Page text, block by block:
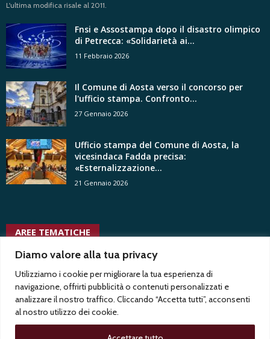
Diamo valore alla tua privacy
Utilizziamo i cookie per migliorare la tua esperienza di
navigazione, offrirti pubblicità o contenuti personalizzati e
analizzare il nostro traffico. Cliccando “Accetta tutti”, acconsenti
al nostro utilizzo dei cookie.
L'ultima modifica risale al 2011.
Fnsi e Assostampa dopo il disastro olimpico
di Petrecca: «Solidarietà ai...
11 Febbraio 2026
Il Comune di Aosta verso il concorso per
l'ufficio stampa. Confronto...
27 Gennaio 2026
Ufficio stampa del Comune di Aosta, la
vicesindaca Fadda precisa:
«Esternalizzazione...
21 Gennaio 2026
AREE TEMATICHE
uffici stampa privati usigrai trentennale uspi
trasparenza
vacanza contrattuale uffici stampa pubblici
vittorio di trapani voyeurismo